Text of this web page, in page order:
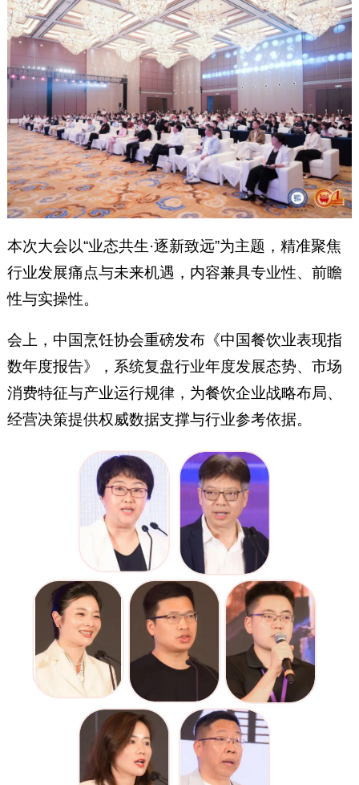
本次大会以“业态共生·逐新致远”为主题，精准聚焦
行业发展痛点与未来机遇，内容兼具专业性、前瞻
性与实操性。
会上，中国烹饪协会重磅发布《中国餐饮业表现指
数年度报告》，系统复盘行业年度发展态势、市场
消费特征与产业运行规律，为餐饮企业战略布局、
经营决策提供权威数据支撑与行业参考依据。